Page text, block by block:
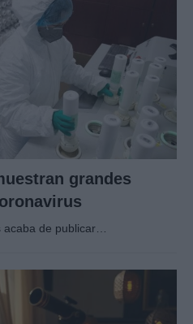
grandes
de publicar…